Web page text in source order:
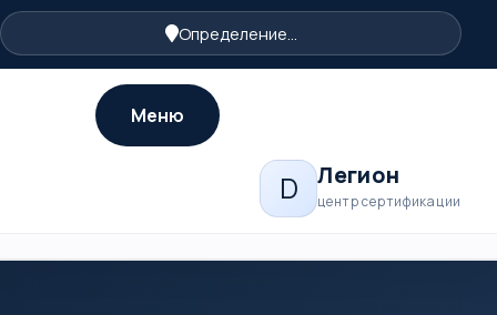
Определение...
D Легион
центр сертификации
Меню